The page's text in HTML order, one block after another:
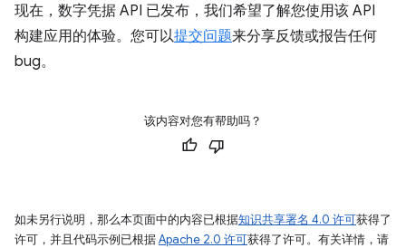
现在，数字凭据 API 已发布，我们希望了解您使用该 API
构建应用的体验。您可以提交问题来分享反馈或报告任何
bug。
该内容对您有帮助吗？
如未另行说明，那么本页面中的内容已根据知识共享署名 4.0 许可获得了
许可，并且代码示例已根据Apache 2.0 许可获得了许可。有关详情，请